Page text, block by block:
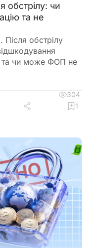
обстрілу: чи
та не
обстрілу
та чи може ФОП не
304
1